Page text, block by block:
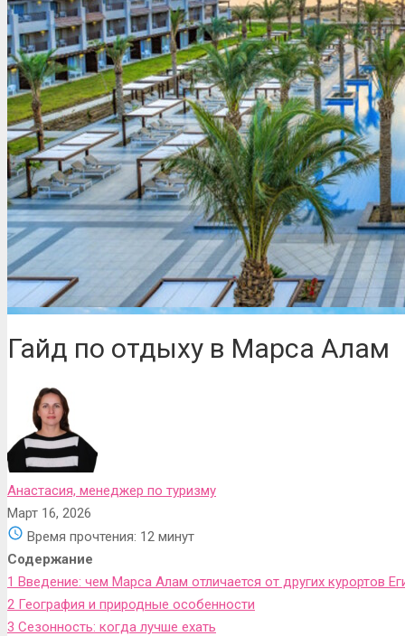
Гайд по отдыху в Марса Алам
Анастасия, менеджер по туризму
Март 16, 2026
Время прочтения: 12 минут
Содержание
1 Введение: чем Марса Алам отличается от других курортов
2 География и природные особенности
3 Сезонность: когда лучше ехать